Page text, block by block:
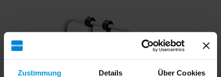
Zustimmung Details Über Cookies